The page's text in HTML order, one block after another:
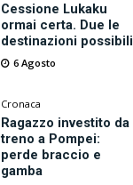
Cessione Lukaku
ormai certa. Due le
destinazioni possibili
6 Agosto
Cronaca
Ragazzo investito da
treno a Pompei:
perde braccio e
gamba